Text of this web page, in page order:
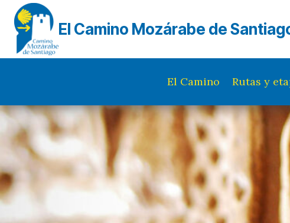
Saltar
contenido
El Camino Mozárabe de
El Camino Rutas y